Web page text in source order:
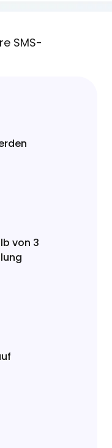
SMS-
von 3